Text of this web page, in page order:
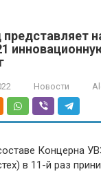
Новости
Концерна
в 11-й раз